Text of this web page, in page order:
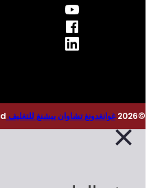
غوانغدونغ تشاوان ييشنغ للتغليفCo, Ltd. جميع الحقوق محفوظة